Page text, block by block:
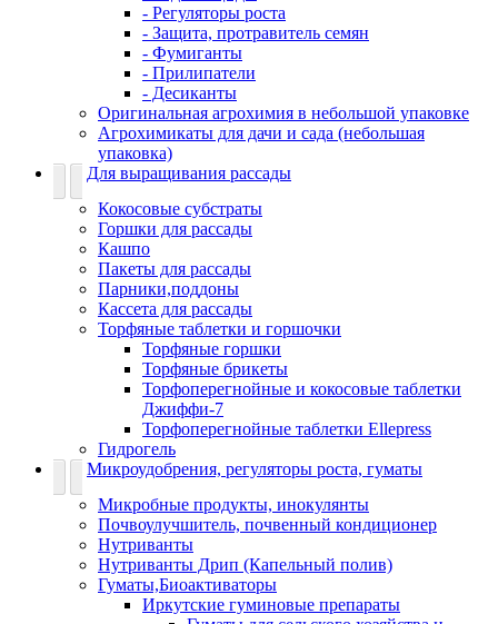
- Регуляторы роста
- Защита, протравитель семян
- Фумиганты
- Прилипатели
- Десиканты
Оригинальная агрохимия в небольшой упаковке
Агрохимикаты для дачи и сада (небольшая
упаковка)
Для выращивания рассады
Кокосовые субстраты
Горшки для рассады
Кашпо
Пакеты для рассады
Парники,поддоны
Кассета для рассады
Торфяные таблетки и горшочки
Торфяные горшки
Торфяные брикеты
Торфоперегнойные и кокосовые таблетки
Джиффи-7
Торфоперегнойные таблетки Ellepress
Гидрогель
Микроудобрения, регуляторы роста, гуматы
Микробные продукты, инокулянты
Почвоулучшитель, почвенный кондиционер
Нутриванты
Нутриванты Дрип (Капельный полив)
Гуматы,Биоактиваторы
Иркутские гуминовые препараты